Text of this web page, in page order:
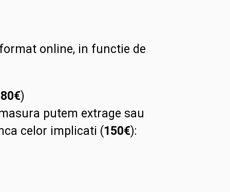
online, in functie de
)
putem extrage sau
celor implicati (150€):